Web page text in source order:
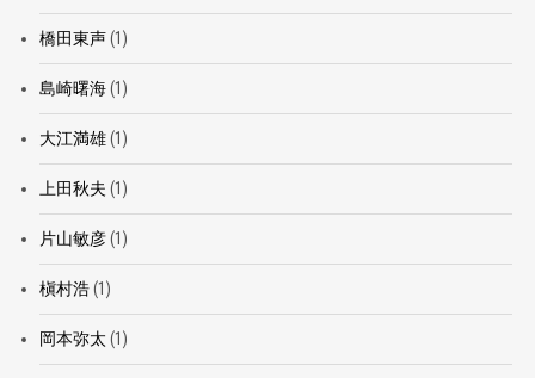
橋田東声(1)
島崎曙海(1)
大江満雄(1)
上田秋夫 (1)
片山敏彦(1)
槇村浩(1)
岡本弥太 (1)